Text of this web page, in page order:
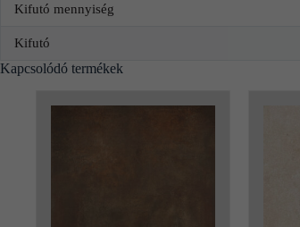
Kifutó mennyiség
Kifutó
Kapcsolódó termékek